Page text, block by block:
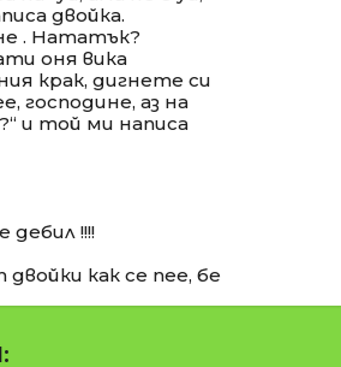
двойка.
. Нататък?
оня вика
крак, дигнете си
господине, аз на
и той ми написа
дебил !!!!
как се пее, бе